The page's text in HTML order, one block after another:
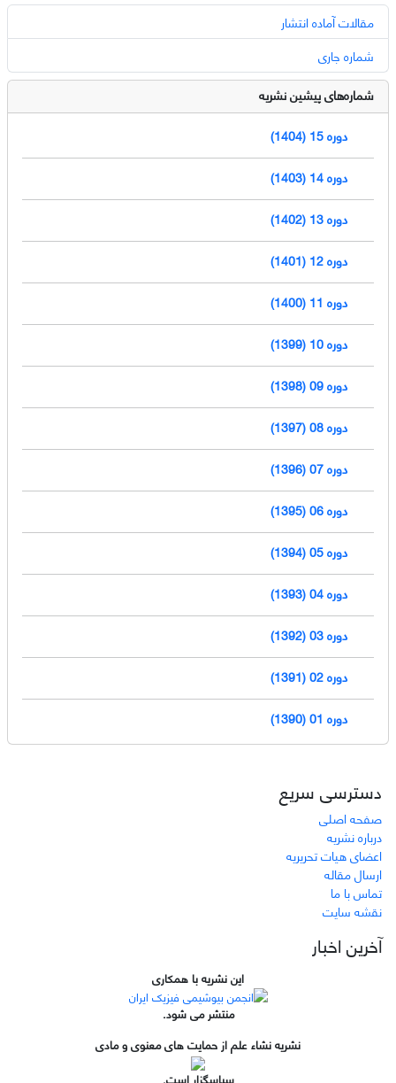
مقالات آماده انتشار
شماره جاری
شماره‌های پیشین نشریه
دوره 15 (1404)
دوره 14 (1403)
دوره 13 (1402)
دوره 12 (1401)
دوره 11 (1400)
دوره 10 (1399)
دوره 09 (1398)
دوره 08 (1397)
دوره 07 (1396)
دوره 06 (1395)
دوره 05 (1394)
دوره 04 (1393)
دوره 03 (1392)
دوره 02 (1391)
دوره 01 (1390)
دسترسی سریع
صفحه اصلی
درباره نشریه
اعضای هیات تحریریه
ارسال مقاله
تماس با ما
نقشه سایت
آخرین اخبار
این نشریه با همکاری
منتشر می شود.
نشریه نشاء علم از حمایت های معنوی و مادی
سپاسگزار است.